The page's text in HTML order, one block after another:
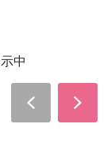
中